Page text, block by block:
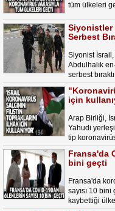
tüm ülkeleri
Siyonistler
Serbest
Siyonist
Abdulhalık
serbest
için
Arap Birliği,
Yahudi
tip
Fransa'da
bini geçti
Fransa'da
sayısı 10
kaybettiği